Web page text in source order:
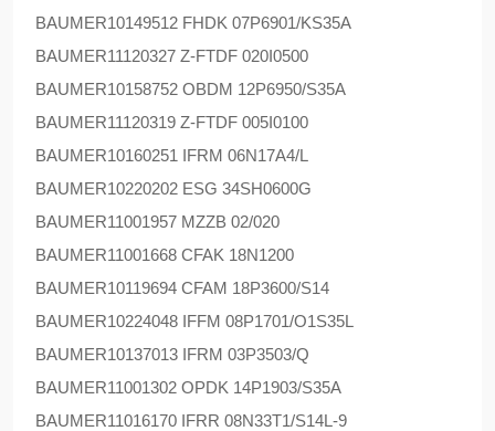
BAUMER10149512 FHDK 07P6901/KS35A
BAUMER11120327 Z-FTDF 020I0500
BAUMER10158752 OBDM 12P6950/S35A
BAUMER11120319 Z-FTDF 005I0100
BAUMER10160251 IFRM 06N17A4/L
BAUMER10220202 ESG 34SH0600G
BAUMER11001957 MZZB 02/020
BAUMER11001668 CFAK 18N1200
BAUMER10119694 CFAM 18P3600/S14
BAUMER10224048 IFFM 08P1701/O1S35L
BAUMER10137013 IFRM 03P3503/Q
BAUMER11001302 OPDK 14P1903/S35A
BAUMER11016170 IFRR 08N33T1/S14L-9